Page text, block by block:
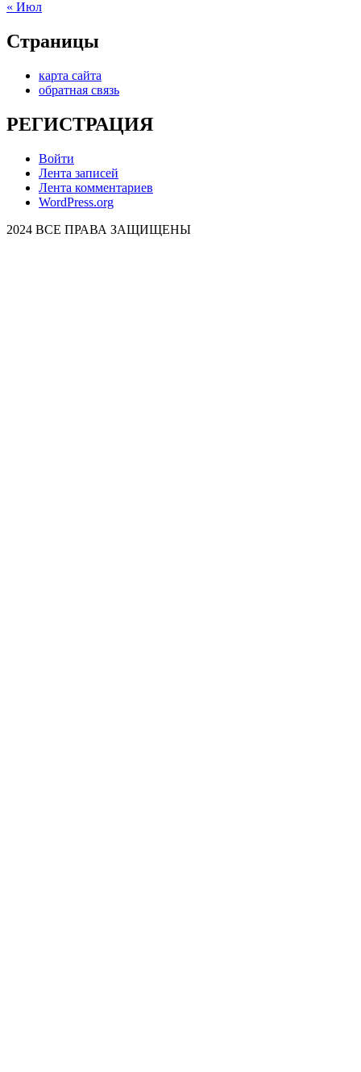
« Июл
Страницы
карта сайта
обратная связь
РЕГИСТРАЦИЯ
Войти
Лента записей
Лента комментариев
WordPress.org
2024 ВСЕ ПРАВА ЗАЩИЩЕНЫ